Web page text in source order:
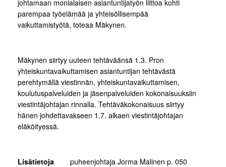
johtamaan monialaisen asiantuntijatyön liittoa kohti
parempaa työelämää ja yhteisöllisempää
vaikuttamistyötä, toteaa Mäkynen.
Mäkynen siirtyy uuteen tehtäväänsä 1.3. Pron
yhteiskuntavaikuttamisen asiantuntijan tehtävästä
perehtymällä viestinnän, yhteiskuntavaikuttamisen,
koulutuspalveluiden ja jäsenpalveluiden kokonaisuuksiin
viestintäjohtajan rinnalla. Tehtäväkokonaisuus siirtyy
hänen johdettavakseen 1.7. alkaen viestintäjohtajan
eläköityessä.
Lisätietoja puheenjohtaja Jorma Malinen p. 050